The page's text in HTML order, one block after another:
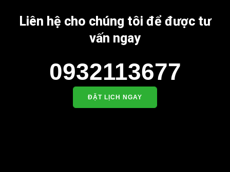
Liên hệ cho chúng tôi để được tư
vấn ngay
0932113677
ĐẶT LỊCH NGAY